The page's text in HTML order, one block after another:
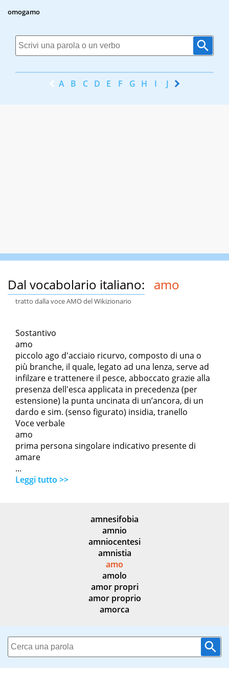
omogamo
A B C D E F G H I J K
Dal vocabolario italiano: amo
tratto dalla voce AMO del Wikizionario
Sostantivo
amo
piccolo ago d'acciaio ricurvo, composto di una o
più branche, il quale, legato ad una lenza, serve ad
infilzare e trattenere il pesce, abboccato grazie alla
presenza dell'esca applicata in precedenza (per
estensione) la punta uncinata di un’ancora, di un
dardo e sim. (senso figurato) insidia, tranello
Voce verbale
amo
prima persona singolare indicativo presente di
amare
...
Leggi tutto >>
amnesifobia
amnio
amniocentesi
amnistia
amo
amolo
amor propri
amor proprio
amorca